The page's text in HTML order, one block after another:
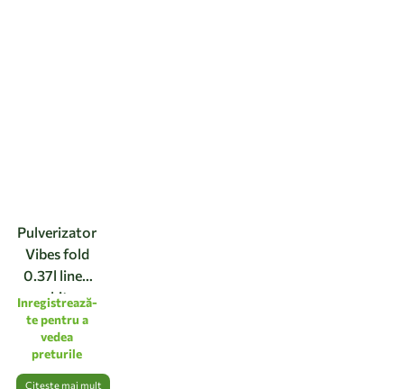
Pulverizator
Vibes fold
0.37l linen
white
Inregistrează-
te pentru a
vedea
preturile
Citește mai mult